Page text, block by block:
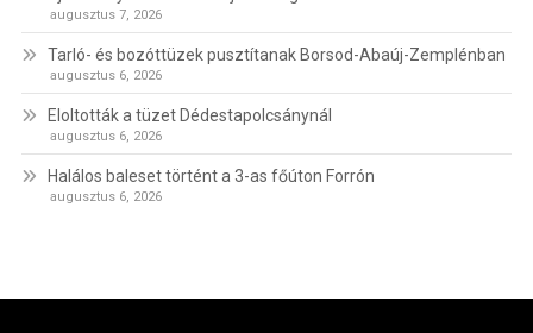
augusztus 7, 2026
Tarló- és bozóttüzek pusztítanak Borsod-Abaúj-Zemplénban
augusztus 6, 2026
Eloltották a tüzet Dédestapolcsánynál
augusztus 6, 2026
Halálos baleset történt a 3-as főúton Forrón
augusztus 6, 2026